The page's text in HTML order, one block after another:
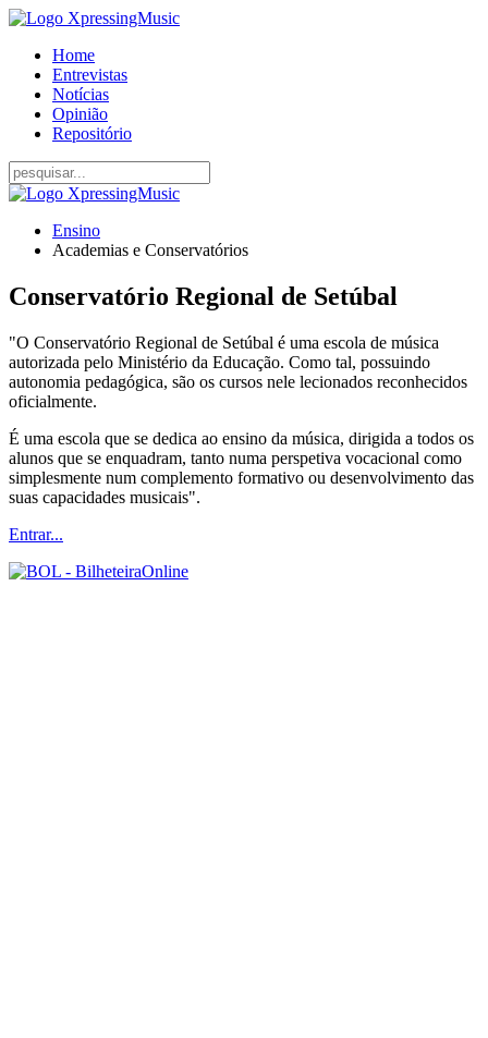
Home
Entrevistas
Notícias
Opinião
Repositório
Ensino
Academias e Conservatórios
Conservatório Regional de Setúbal
"O Conservatório Regional de Setúbal é uma escola de música
autorizada pelo Ministério da Educação. Como tal, possuindo
autonomia pedagógica, são os cursos nele lecionados reconhecidos
oficialmente.
É uma escola que se dedica ao ensino da música, dirigida a todos os
alunos que se enquadram, tanto numa perspetiva vocacional como
simplesmente num complemento formativo ou desenvolvimento das
suas capacidades musicais".
Entrar...